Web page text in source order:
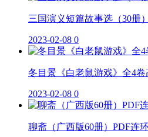
三国演义短篇故事选（30册
2023-02-08 0
冬目景《白老鼠游戏》全4
2023-02-08 0
聊斋（广西版60册）PDF连